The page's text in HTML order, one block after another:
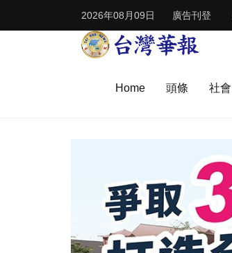
2026年08月09日 廣告刊登
Home 頭條 社會